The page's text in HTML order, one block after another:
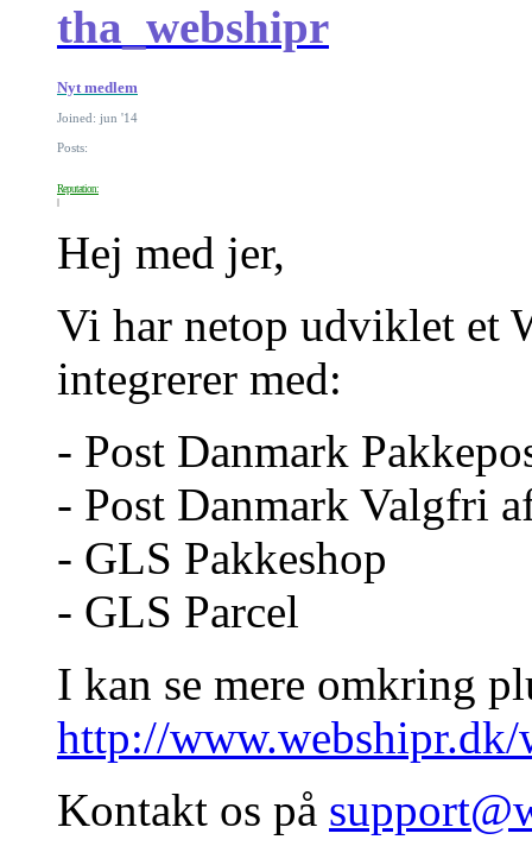
tha_webshipr
Nyt medlem
Joined: jun '14
Posts:
Reputation:
Hej med jer,
Vi har netop udviklet et
integrerer med:
- Post Danmark
- Post Danmark Valgfri
- GLS Pakkeshop
- GLS Parcel
I kan se mere omkring
http://www.webshipr.dk/
Kontakt os på